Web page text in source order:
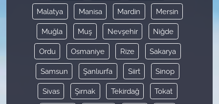
Malatya Manisa Mardin Mersin
Muğla Muş Nevşehir Niğde
Ordu Osmaniye Rize Sakarya
Samsun Şanlıurfa Siirt Sinop
Sivas Şırnak Tekirdağ Tokat